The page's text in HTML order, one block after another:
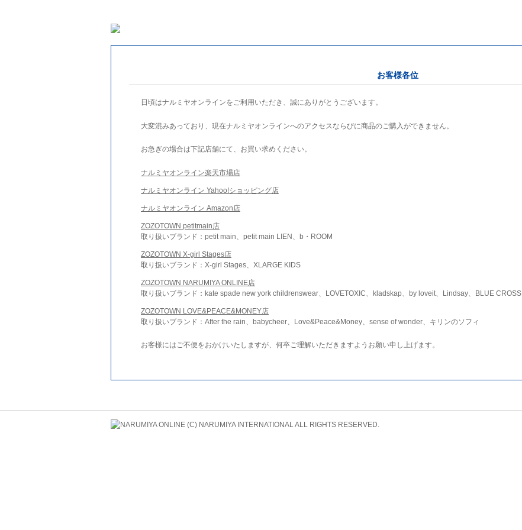
お客様各位
日頃はナルミヤオンラインをご利用いただき、誠にありがとうございます。
大変混みあっており、現在ナルミヤオンラインへのアクセスならびに商品のご購入ができません。
お急ぎの場合は下記店舗にて、お買い求めください。
ナルミヤオンライン楽天市場店
ナルミヤオンライン Yahoo!ショッピング店
ナルミヤオンライン Amazon店
ZOZOTOWN petitmain店
取り扱いブランド：petit main、petit main LIEN、b・ROOM
ZOZOTOWN X-girl Stages店
取り扱いブランド：X-girl Stages、XLARGE KIDS
ZOZOTOWN NARUMIYA ONLINE店
取り扱いブランド：kate spade new york childrenswear、LOVETOXIC、kladskap、by loveit、Lindsay、BLUE CROSS
ZOZOTOWN LOVE&PEACE&MONEY店
取り扱いブランド：After the rain、babycheer、Love&Peace&Money、sense of wonder、キリンのソフィ
お客様にはご不便をおかけいたしますが、何卒ご理解いただきますようお願い申し上げます。